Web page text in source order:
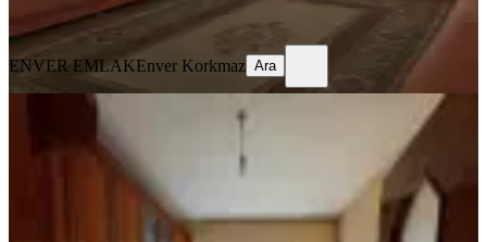
Ara
ENVER EMLAKEnver Korkmaz Ara
BALKONLU
Hürriyet Mah. Hisar Camii Yakını
Akhisar, Hürriyet Mahallesi
3+1
120 m²·2. Kat·30.07.2026